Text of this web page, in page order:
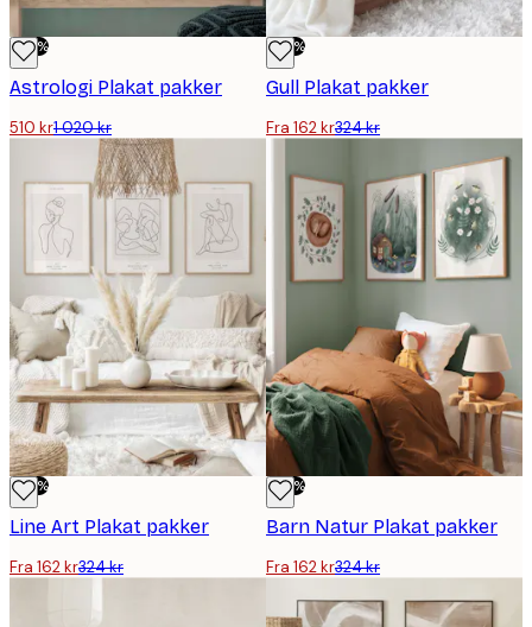
-50%
Astrologi Plakat pakker
510 kr1 020 kr
-50%
Gull Plakat pakker
Fra 162 kr324 kr
-50%
Line Art Plakat pakker
Fra 162 kr324 kr
-50%
Barn Natur Plakat pakker
Fra 162 kr324 kr